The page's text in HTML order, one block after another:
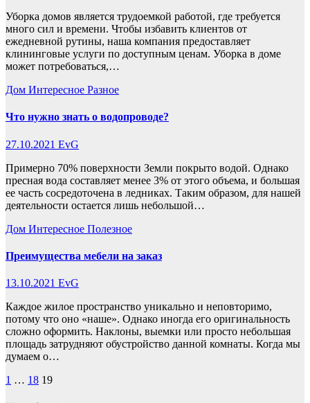
Уборка домов является трудоемкой работой, где требуется
много сил и времени. Чтобы избавить клиентов от
ежедневной рутины, наша компания предоставляет
клининговые услуги по доступным ценам. Уборка в доме
может потребоваться,…
Дом Интересное Разное
Что нужно знать о водопроводе?
27.10.2021 EvG
Примерно 70% поверхности Земли покрыто водой. Однако
пресная вода составляет менее 3% от этого объема, и большая
ее часть сосредоточена в ледниках. Таким образом, для нашей
деятельности остается лишь небольшой…
Дом Интересное Полезное
Преимущества мебели на заказ
13.10.2021 EvG
Каждое жилое пространство уникально и неповторимо,
потому что оно «наше». Однако иногда его оригинальность
сложно оформить. Наклоны, выемки или просто небольшая
площадь затрудняют обустройство данной комнаты. Когда мы
думаем о…
Пагинация
1 … 18 19